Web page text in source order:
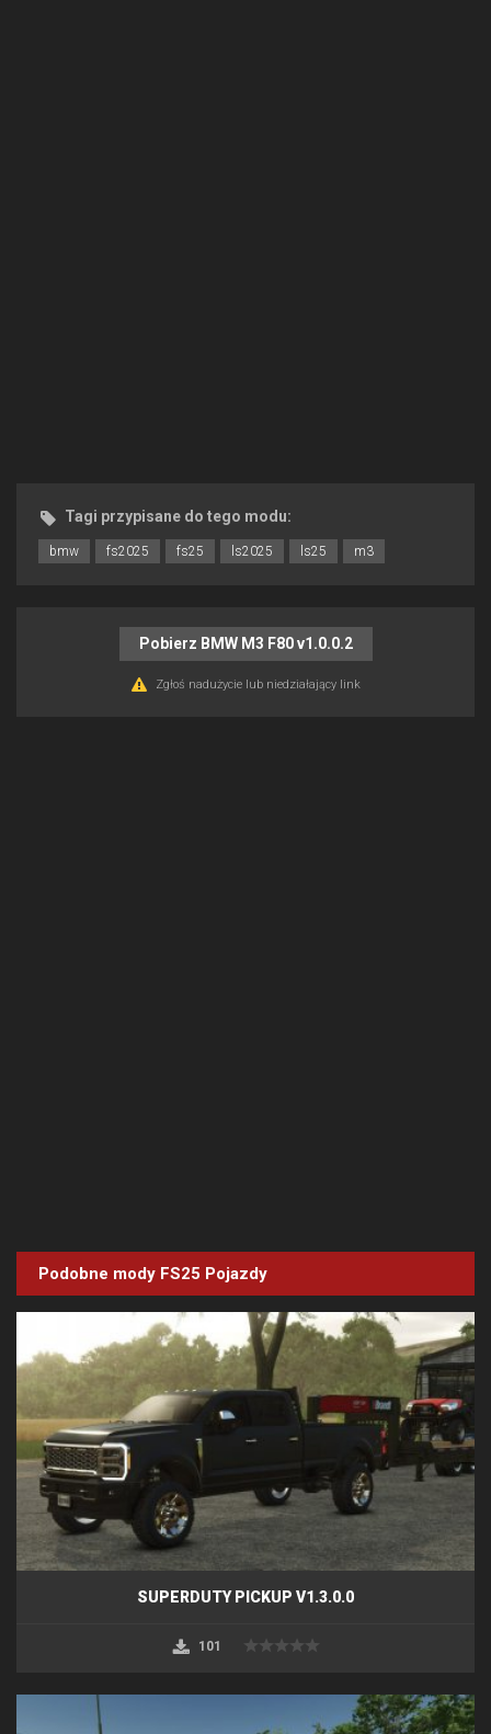
Tagi przypisane do tego modu:
bmw fs2025 fs25 ls2025 ls25 m3
Pobierz BMW M3 F80 v1.0.0.2
Zgłoś nadużycie lub niedziałający link
Podobne mody FS25 Pojazdy
SUPERDUTY PICKUP V1.3.0.0
101